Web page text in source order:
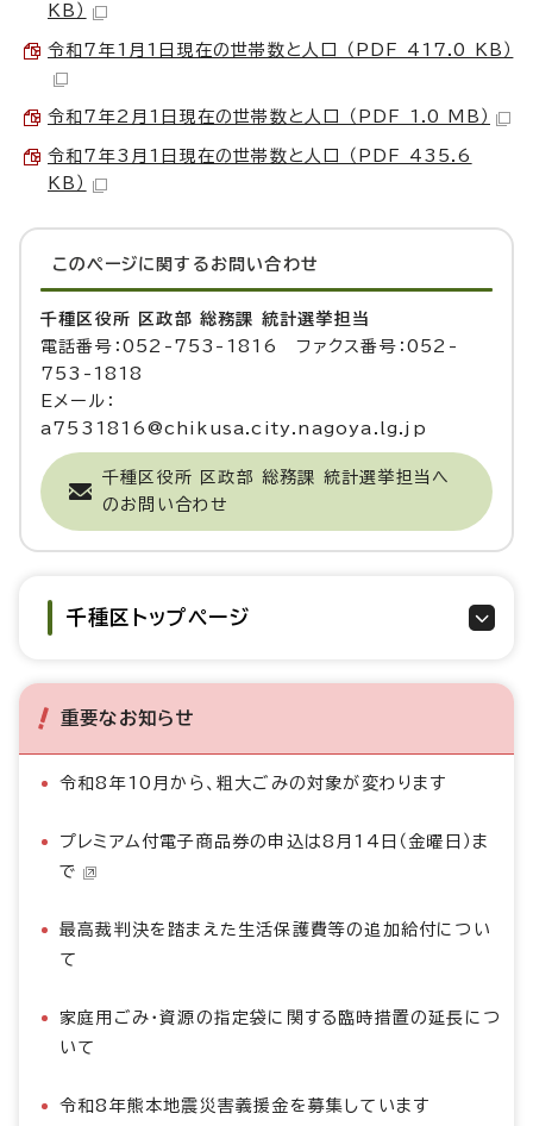
KB）
令和7年1月1日現在の世帯数と人口 （PDF 417.0 KB）
令和7年2月1日現在の世帯数と人口 （PDF 1.0 MB）
令和7年3月1日現在の世帯数と人口 （PDF 435.6
KB）
このページに関する お問い合わせ
千種区役所 区政部 総務課 統計選挙担当
電話番号：052-753-1816 ファクス番号：052-
753-1818
Eメール：
a7531816@chikusa.city.nagoya.lg.jp
千種区役所 区政部 総務課 統計選挙担当へ
のお問い合わせ
千種区トップページ
重要なお知らせ
令和8年10月から、粗大ごみの対象が変わります
プレミアム付電子商品券の申込は8月14日（金曜日）ま
で
最高裁判決を踏まえた生活保護費等の追加給付につい
て
家庭用ごみ・資源の指定袋に関する臨時措置の延長につ
いて
令和8年熊本地震災害義援金を募集しています